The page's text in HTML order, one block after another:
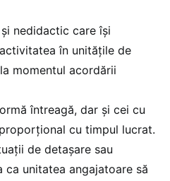
nedidactic care își
în unitățile de
momentul acordării
întreagă, dar și cei cu
cu timpul lucrat.
de detașare sau
ca unitatea angajatoare să